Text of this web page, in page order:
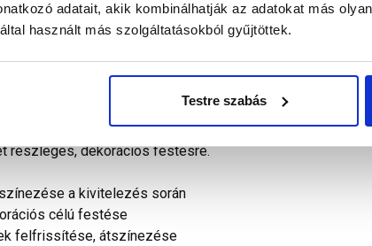
adatait, akik kombinálhatják az adatokat más
használt más szolgáltatásokból gyűjtöttek.
Testre szabás
homlokzatfestékkel gazdaságosan végezhetjük
alkalmazási területen kiválóan alkalmazható. A
megfelel. Anyagszükséglet: 0,2 l/m². (sima alapfelület
kötőanyagú vakolat és festékbevonat festésére
részleges, dekorációs festésre.
a kivitelezés során
célú festése
felfrissítése, átszínezése